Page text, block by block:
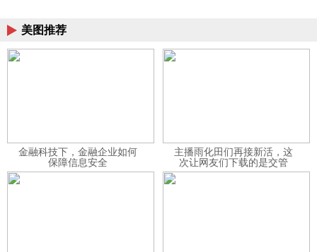
美图推荐
金融科技下，金融企业如何
保障信息安全
主播雨化田们再接新活，这
次让网友们下载的是交管
12123APP